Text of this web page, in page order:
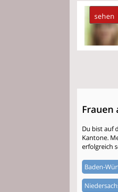
sehen
Frauen
Du bist auf
Kantone.
erfolgreich
Baden-